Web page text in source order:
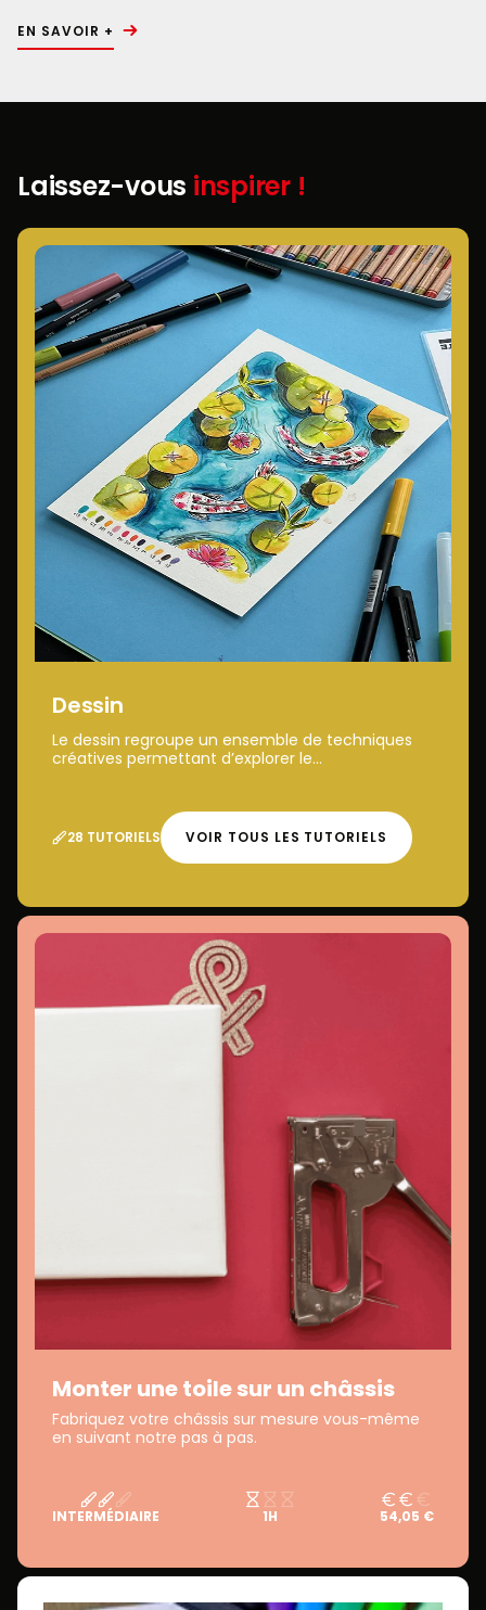
EN SAVOIR +
Laissez-vous inspirer !
Dessin
Le dessin regroupe un ensemble de techniques
créatives permettant d’explorer le...
28 TUTORIELS VOIR TOUS LES TUTORIELS
Monter une toile sur un châssis
Fabriquez votre châssis sur mesure vous-même
en suivant notre pas à pas.
INTERMÉDIAIRE 1H 54,05 €